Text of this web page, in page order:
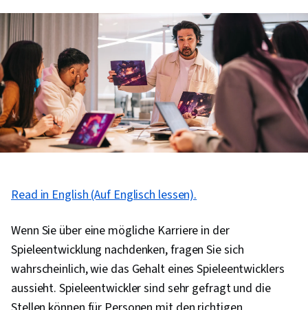
Read in English (Auf Englisch lessen).
Wenn Sie über eine mögliche Karriere in der
Spieleentwicklung nachdenken, fragen Sie sich
wahrscheinlich, wie das Gehalt eines Spieleentwicklers
aussieht. Spieleentwickler sind sehr gefragt und die